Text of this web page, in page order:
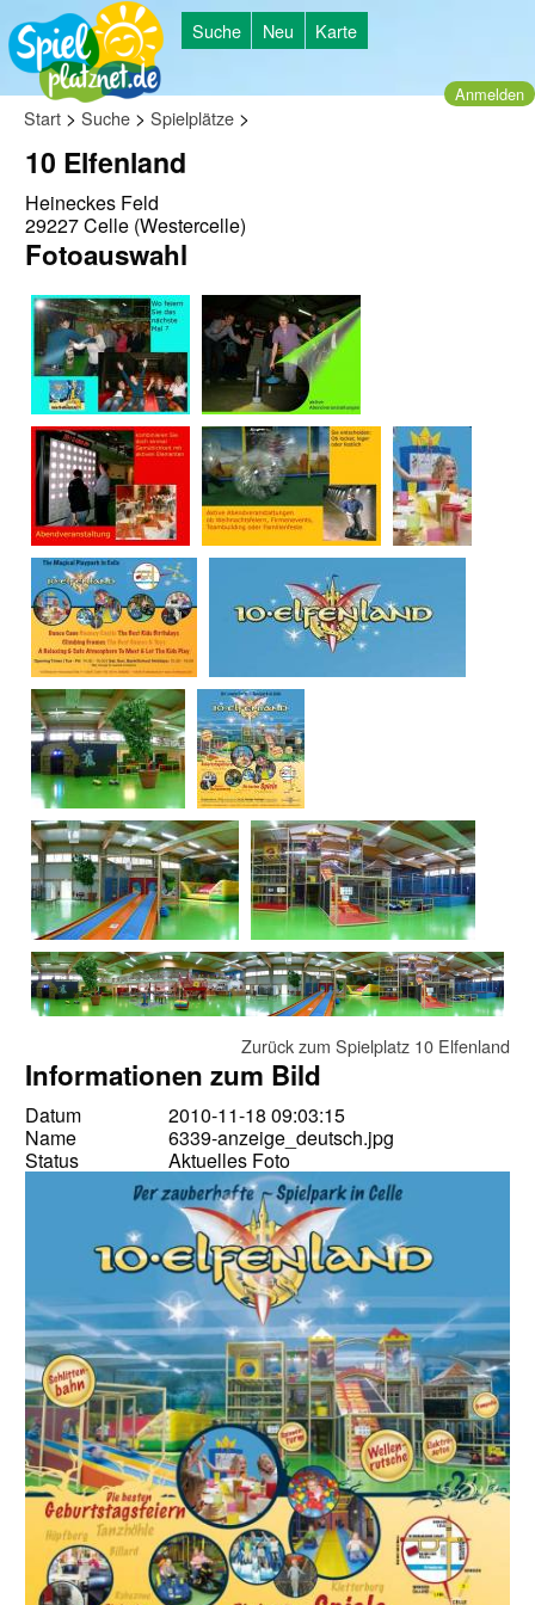
Suche Neu Karte
Anmelden
Start > Suche > Spielplätze >
10 Elfenland
Heineckes Feld
29227 Celle (Westercelle)
Fotoauswahl
Zurück zum Spielplatz 10 Elfenland
Informationen zum Bild
Datum
2010-11-18 09:03:15
Name
6339-anzeige_deutsch.jpg
Status
Aktuelles Foto